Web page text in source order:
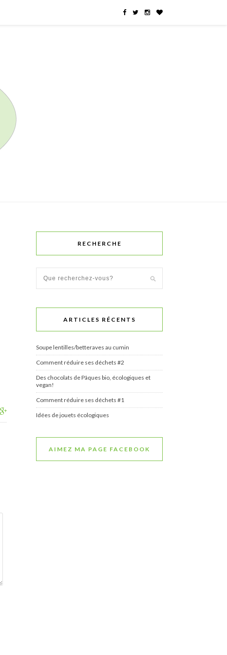
RECHERCHE
ARTICLES RÉCENTS
Soupe lentilles/betteraves au cumin
Comment réduire ses déchets #2
Des chocolats de Pâques bio, écologiques et
vegan!
Comment réduire ses déchets #1
Idées de jouets écologiques
AIMEZ MA PAGE FACEBOOK